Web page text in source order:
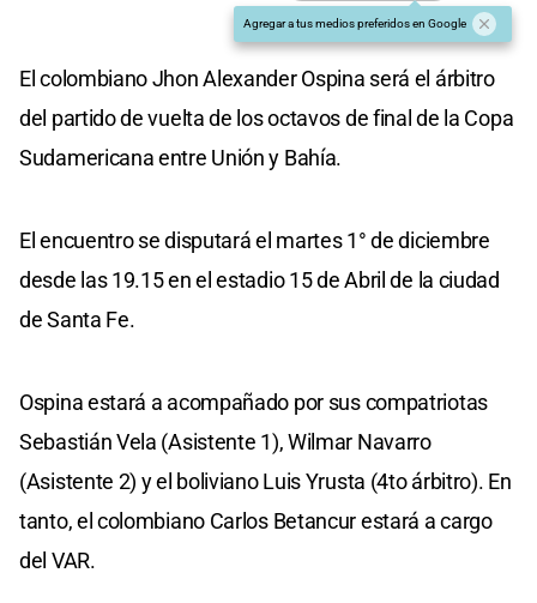
Agregar a tus medios preferidos en Google
El colombiano Jhon Alexander Ospina será el árbitro
del partido de vuelta de los octavos de final de la Copa
Sudamericana entre Unión y Bahía.
El encuentro se disputará el martes 1° de diciembre
desde las 19.15 en el estadio 15 de Abril de la ciudad
de Santa Fe.
Ospina estará a acompañado por sus compatriotas
Sebastián Vela (Asistente 1), Wilmar Navarro
(Asistente 2) y el boliviano Luis Yrusta (4to árbitro). En
tanto, el colombiano Carlos Betancur estará a cargo
del VAR.